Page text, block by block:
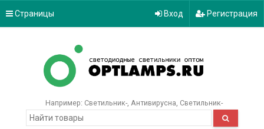
Страницы Вход Регистрация
Например: Светильник- Антивирусна Светильник-